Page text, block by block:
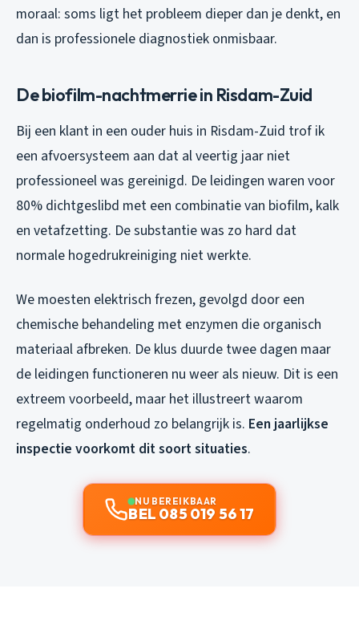
moraal: soms ligt het probleem dieper dan je denkt, en
dan is professionele diagnostiek onmisbaar.
De biofilm-nachtmerrie in Risdam-Zuid
Bij een klant in een ouder huis in Risdam-Zuid trof ik
een afvoersysteem aan dat al veertig jaar niet
professioneel was gereinigd. De leidingen waren voor
80% dichtgeslibd met een combinatie van biofilm, kalk
en vetafzetting. De substantie was zo hard dat
normale hogedrukreiniging niet werkte.
We moesten elektrisch frezen, gevolgd door een
chemische behandeling met enzymen die organisch
materiaal afbreken. De klus duurde twee dagen maar
de leidingen functioneren nu weer als nieuw. Dit is een
extreem voorbeeld, maar het illustreert waarom
regelmatig onderhoud zo belangrijk is. Een jaarlijkse
inspectie voorkomt dit soort situaties.
NU BEREIKBAAR
BEL 085 019 56 17